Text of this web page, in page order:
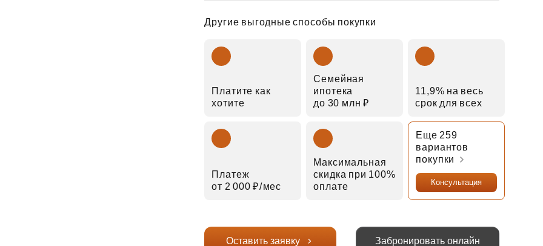
Другие выгодные способы покупки
Платите как
хотите
Семейная
ипотека
до 30 млн ₽
11,9% на весь
срок для всех
Платеж
от 2 000 ₽⁠/⁠мес
Максимальная
скидка при 100%
оплате
Еще 259
вариантов
покупки
Консультация
Оставить заявку Забронировать онлайн